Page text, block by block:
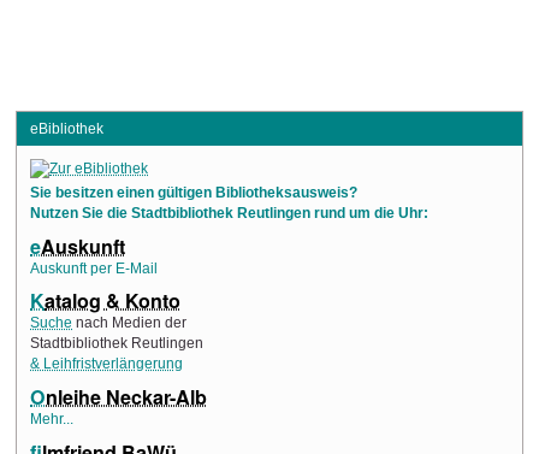
eBibliothek
Sie besitzen einen gültigen Bibliotheksausweis?
Nutzen Sie die Stadtbibliothek Reutlingen rund um die Uhr:
eAuskunft
Auskunft per E-Mail
Katalog & Konto
Suche nach Medien der
Stadtbibliothek Reutlingen
& Leihfristverlängerung
Onleihe Neckar-Alb
Mehr...